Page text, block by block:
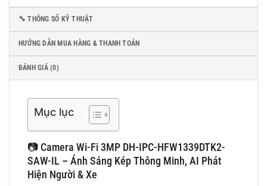
🔧 THÔNG SỐ KỸ THUẬT
HƯỚNG DẪN MUA HÀNG & THANH TOÁN
ĐÁNH GIÁ (0)
Mục lục
📷 Camera Wi-Fi 3MP DH-IPC-HFW1339DTK2-
SAW-IL – Ánh Sáng Kép Thông Minh, AI Phát
Hiện Người & Xe